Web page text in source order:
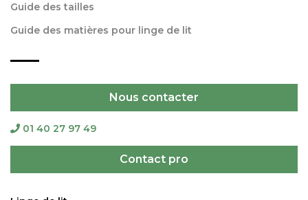
Guide des tailles
Guide des matières pour linge de lit
Nous contacter
01 40 27 97 49
Contact pro